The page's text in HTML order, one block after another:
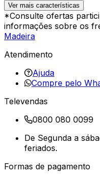
Ver mais características
*Consulte ofertas
informações sobre os
Madeira
Atendimento
Ajuda
Compre pelo
Televendas
0800 080 0099
De Segunda a
feriados.
Formas de pagamento